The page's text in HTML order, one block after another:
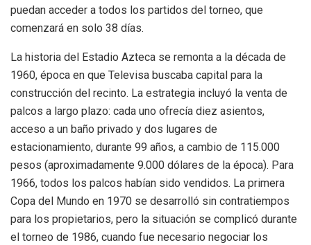
puedan acceder a todos los partidos del torneo, que
comenzará en solo 38 días.
La historia del Estadio Azteca se remonta a la década de
1960, época en que Televisa buscaba capital para la
construcción del recinto. La estrategia incluyó la venta de
palcos a largo plazo: cada uno ofrecía diez asientos,
acceso a un baño privado y dos lugares de
estacionamiento, durante 99 años, a cambio de 115.000
pesos (aproximadamente 9.000 dólares de la época). Para
1966, todos los palcos habían sido vendidos. La primera
Copa del Mundo en 1970 se desarrolló sin contratiempos
para los propietarios, pero la situación se complicó durante
el torneo de 1986, cuando fue necesario negociar los